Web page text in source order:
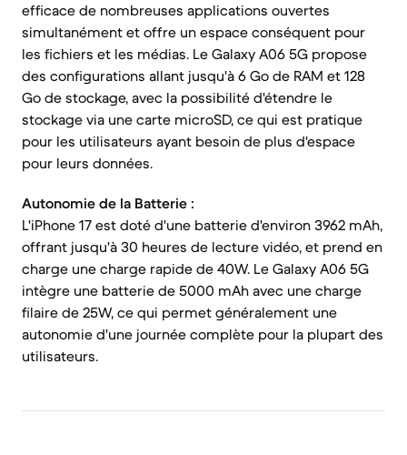
efficace de nombreuses applications ouvertes
simultanément et offre un espace conséquent pour
les fichiers et les médias. Le Galaxy A06 5G propose
des configurations allant jusqu'à 6 Go de RAM et 128
Go de stockage, avec la possibilité d'étendre le
stockage via une carte microSD, ce qui est pratique
pour les utilisateurs ayant besoin de plus d'espace
pour leurs données.
Autonomie de la Batterie :
L'iPhone 17 est doté d'une batterie d'environ 3962 mAh,
offrant jusqu'à 30 heures de lecture vidéo, et prend en
charge une charge rapide de 40W. Le Galaxy A06 5G
intègre une batterie de 5000 mAh avec une charge
filaire de 25W, ce qui permet généralement une
autonomie d'une journée complète pour la plupart des
utilisateurs.